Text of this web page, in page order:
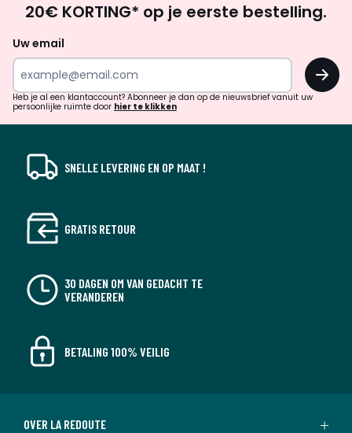
zoek
inspiratie
verrassingen?
20€ KORTING* op je eerste bestelling.
Uw email
OK
Heb je al een klantaccount? Abonneer je dan op de nieuwsbrief vanuit uw
persoonlijke ruimte door hier te klikken
SNELLE LEVERING EN OP MAAT !
GRATIS RETOUR
30 DAGEN OM VAN GEDACHT TE
VERANDEREN
BETALING 100% VEILIG
OVER LA REDOUTE